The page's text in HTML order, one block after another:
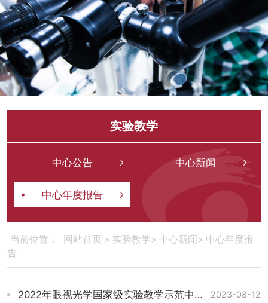
实验教学
中心公告 中心新闻
中心年度报告
当前位置： 网站首页 > 实验教学> 中心新闻> 中心年度报
告
2022年眼视光学国家级实验教学示范中心年度报告 2023-08-12